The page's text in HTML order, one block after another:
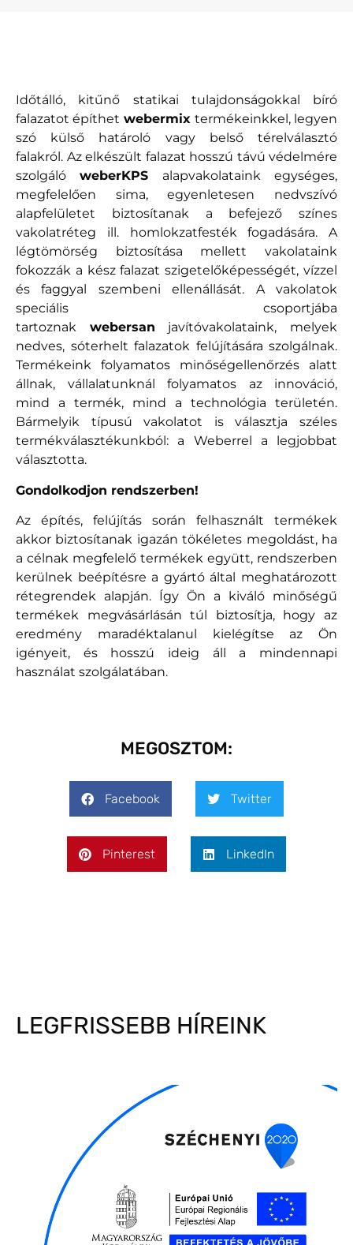
Időtálló, kitűnő statikai tulajdonságokkal bíró
falazatot építhet webermix termékeinkkel, legyen
szó külső határoló vagy belső térelválasztó
falakról. Az elkészült falazat hosszú távú védelmére
szolgáló weberKPS alapvakolataink egységes,
megfelelően sima, egyenletesen nedvszívó
alapfelületet biztosítanak a befejező színes
vakolatréteg ill. homlokzatfesték fogadására. A
légtömörség biztosítása mellett vakolataink
fokozzák a kész falazat szigetelőképességét, vízzel
és faggyal szembeni ellenállását. A vakolatok
speciális csoportjába
tartoznak webersan javítóvakolataink, melyek
nedves, sóterhelt falazatok felújítására szolgálnak.
Termékeink folyamatos minőségellenőrzés alatt
állnak, vállalatunknál folyamatos az innováció,
mind a termék, mind a technológia területén.
Bármelyik típusú vakolatot is választja széles
termékválasztékunkból: a Weberrel a legjobbat
választotta.
Gondolkodjon rendszerben!
Az építés, felújítás során felhasznált termékek
akkor biztosítanak igazán tökéletes megoldást, ha
a célnak megfelelő termékek együtt, rendszerben
kerülnek beépítésre a gyártó által meghatározott
rétegrendek alapján. Így Ön a kiváló minőségű
termékek megvásárlásán túl biztosítja, hogy az
eredmény maradéktalanul kielégítse az Ön
igényeit, és hosszú ideig áll a mindennapi
használat szolgálatában.
MEGOSZTOM:
Facebook Twitter
Pinterest LinkedIn
LEGFRISSEBB HÍREINK